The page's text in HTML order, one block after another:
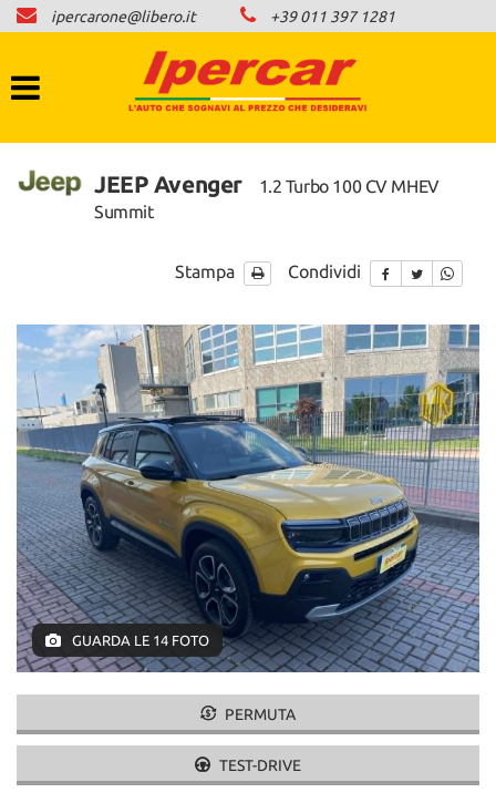
HOME
LISTA VEICOLI
AREA COMMERCIANTI
ipercarone@libero.it +39 011 397 1281
JEEP Avenger
1.2 Turbo 100 CV MHEV
Summit
Stampa Condividi
GUARDA LE 14 FOTO
PERMUTA
TEST-DRIVE